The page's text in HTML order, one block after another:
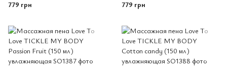
(150 мл) увлажняющая
779 грн (150 мл) увлажняющая
779 грн